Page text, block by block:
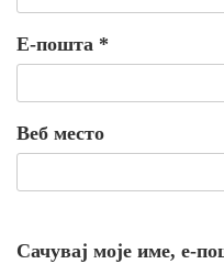
Е-пошта *
Веб место
Сачувај моје име, е-